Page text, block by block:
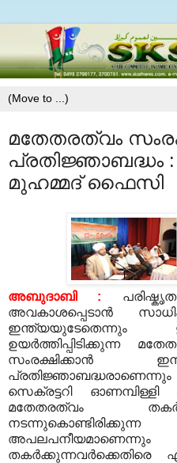
മതേതരത്വം
പ്രതിജ്ഞാബദ്ധം :
മുഹമ്മദ്‌ ഫൈസി
അബുദാബി :
അവകാശപ്പെടാന്‍
ഉയര്‍ത്തിപ്പിടിക്കുന്ന
സംരക്ഷിക്കാന്‍
സെക്രട്ടറി
മതേതരത്വം
തകര്‍ക്കുന്നവര്‍ക്കെതിരെ